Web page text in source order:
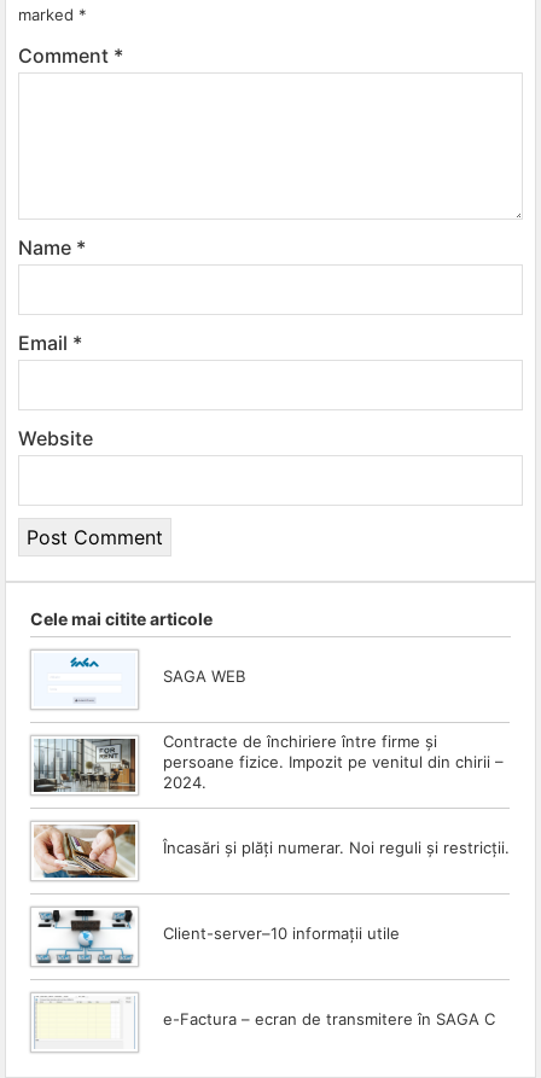
marked *
Comment *
Name *
Email *
Website
Cele mai citite articole
SAGA WEB
Contracte de închiriere între firme și
persoane fizice. Impozit pe venitul din chirii –
2024.
Încasări și plăți numerar. Noi reguli și restricții.
Client-server–10 informații utile
e-Factura – ecran de transmitere în SAGA C